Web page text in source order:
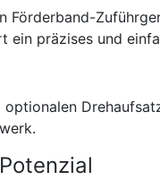
Förderband-
präzises und